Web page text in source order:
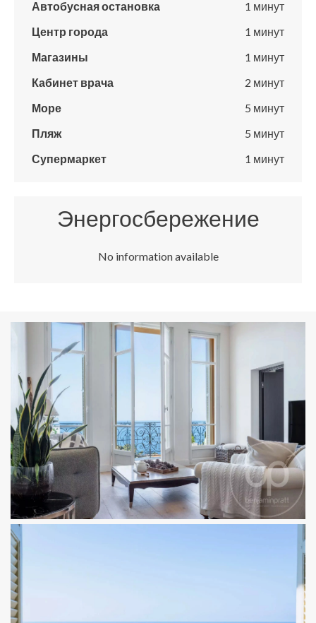
Автобусная остановка
1 минут
Центр города
1 минут
Магазины
1 минут
Кабинет врача
2 минут
Море
5 минут
Пляж
5 минут
Супермаркет
1 минут
Энергосбережение
No information available